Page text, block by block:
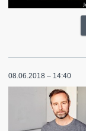
08.06.2018 – 14:40